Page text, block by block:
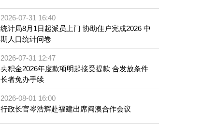
2026-07-31 16:40
统计局8月1日起派员上门 协助住户完成2026 中
期人口统计问卷
2026-07-31 12:47
央积金2026年度款项明起接受提款 合发放条件
长者免办手续
2026-08-01 16:00
行政长官岑浩辉赴福建出席闽澳合作会议